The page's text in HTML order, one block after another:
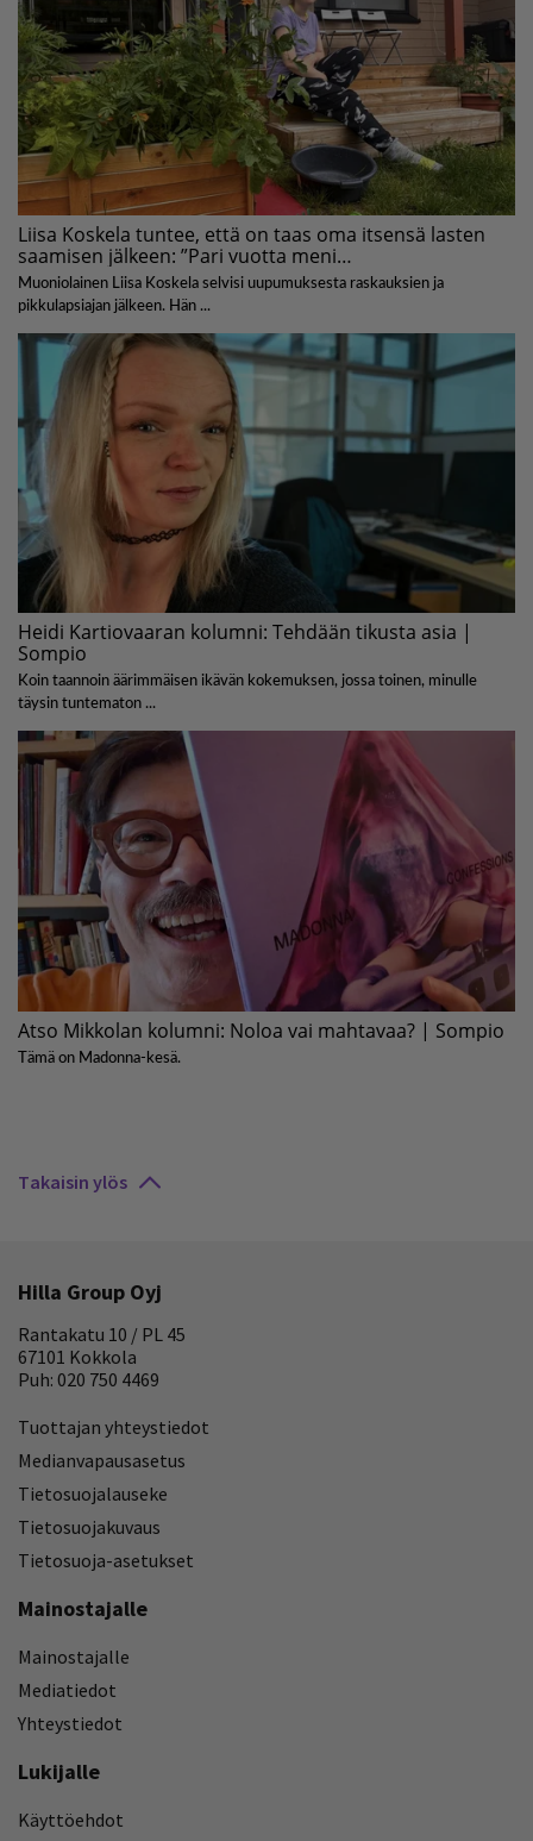
Takaisin ylös
Hilla Group Oyj
Rantakatu 10 / PL 45
67101 Kokkola
Puh: 020 750 4469
Tuottajan yhteystiedot
Medianvapausasetus
Tietosuojalauseke
Tietosuojakuvaus
Tietosuoja-asetukset
Mainostajalle
Mainostajalle
Mediatiedot
Yhteystiedot
Lukijalle
Käyttöehdot